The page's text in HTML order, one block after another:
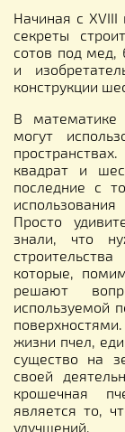
Начиная с XVIII
секреты
сотов под мед,
и
конструкции
В математике
могут
квадрат и
последние с
Просто
знали, что
которые,
решают
используемой
жизни пчел,
существо на
своей
крошечная
является то,
улучшений.